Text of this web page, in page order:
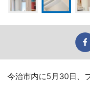
今治市内に5月30日、